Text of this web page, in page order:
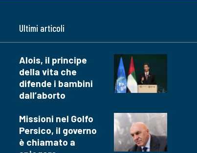
Ultimi articoli
Alois, il principe
della vita che
difende i bambini
dall’aborto
Missioni nel Golfo
Persico, il governo
è chiamato a